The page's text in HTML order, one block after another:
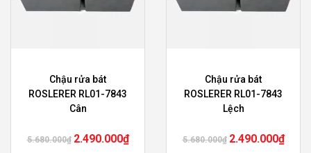
Chậu rửa bát
ROSLERER RL01-7843
Cân
5.680.000₫ 2.490.000₫
Chậu rửa bát
ROSLERER RL01-7843
Lệch
5.680.000₫ 2.490.000₫